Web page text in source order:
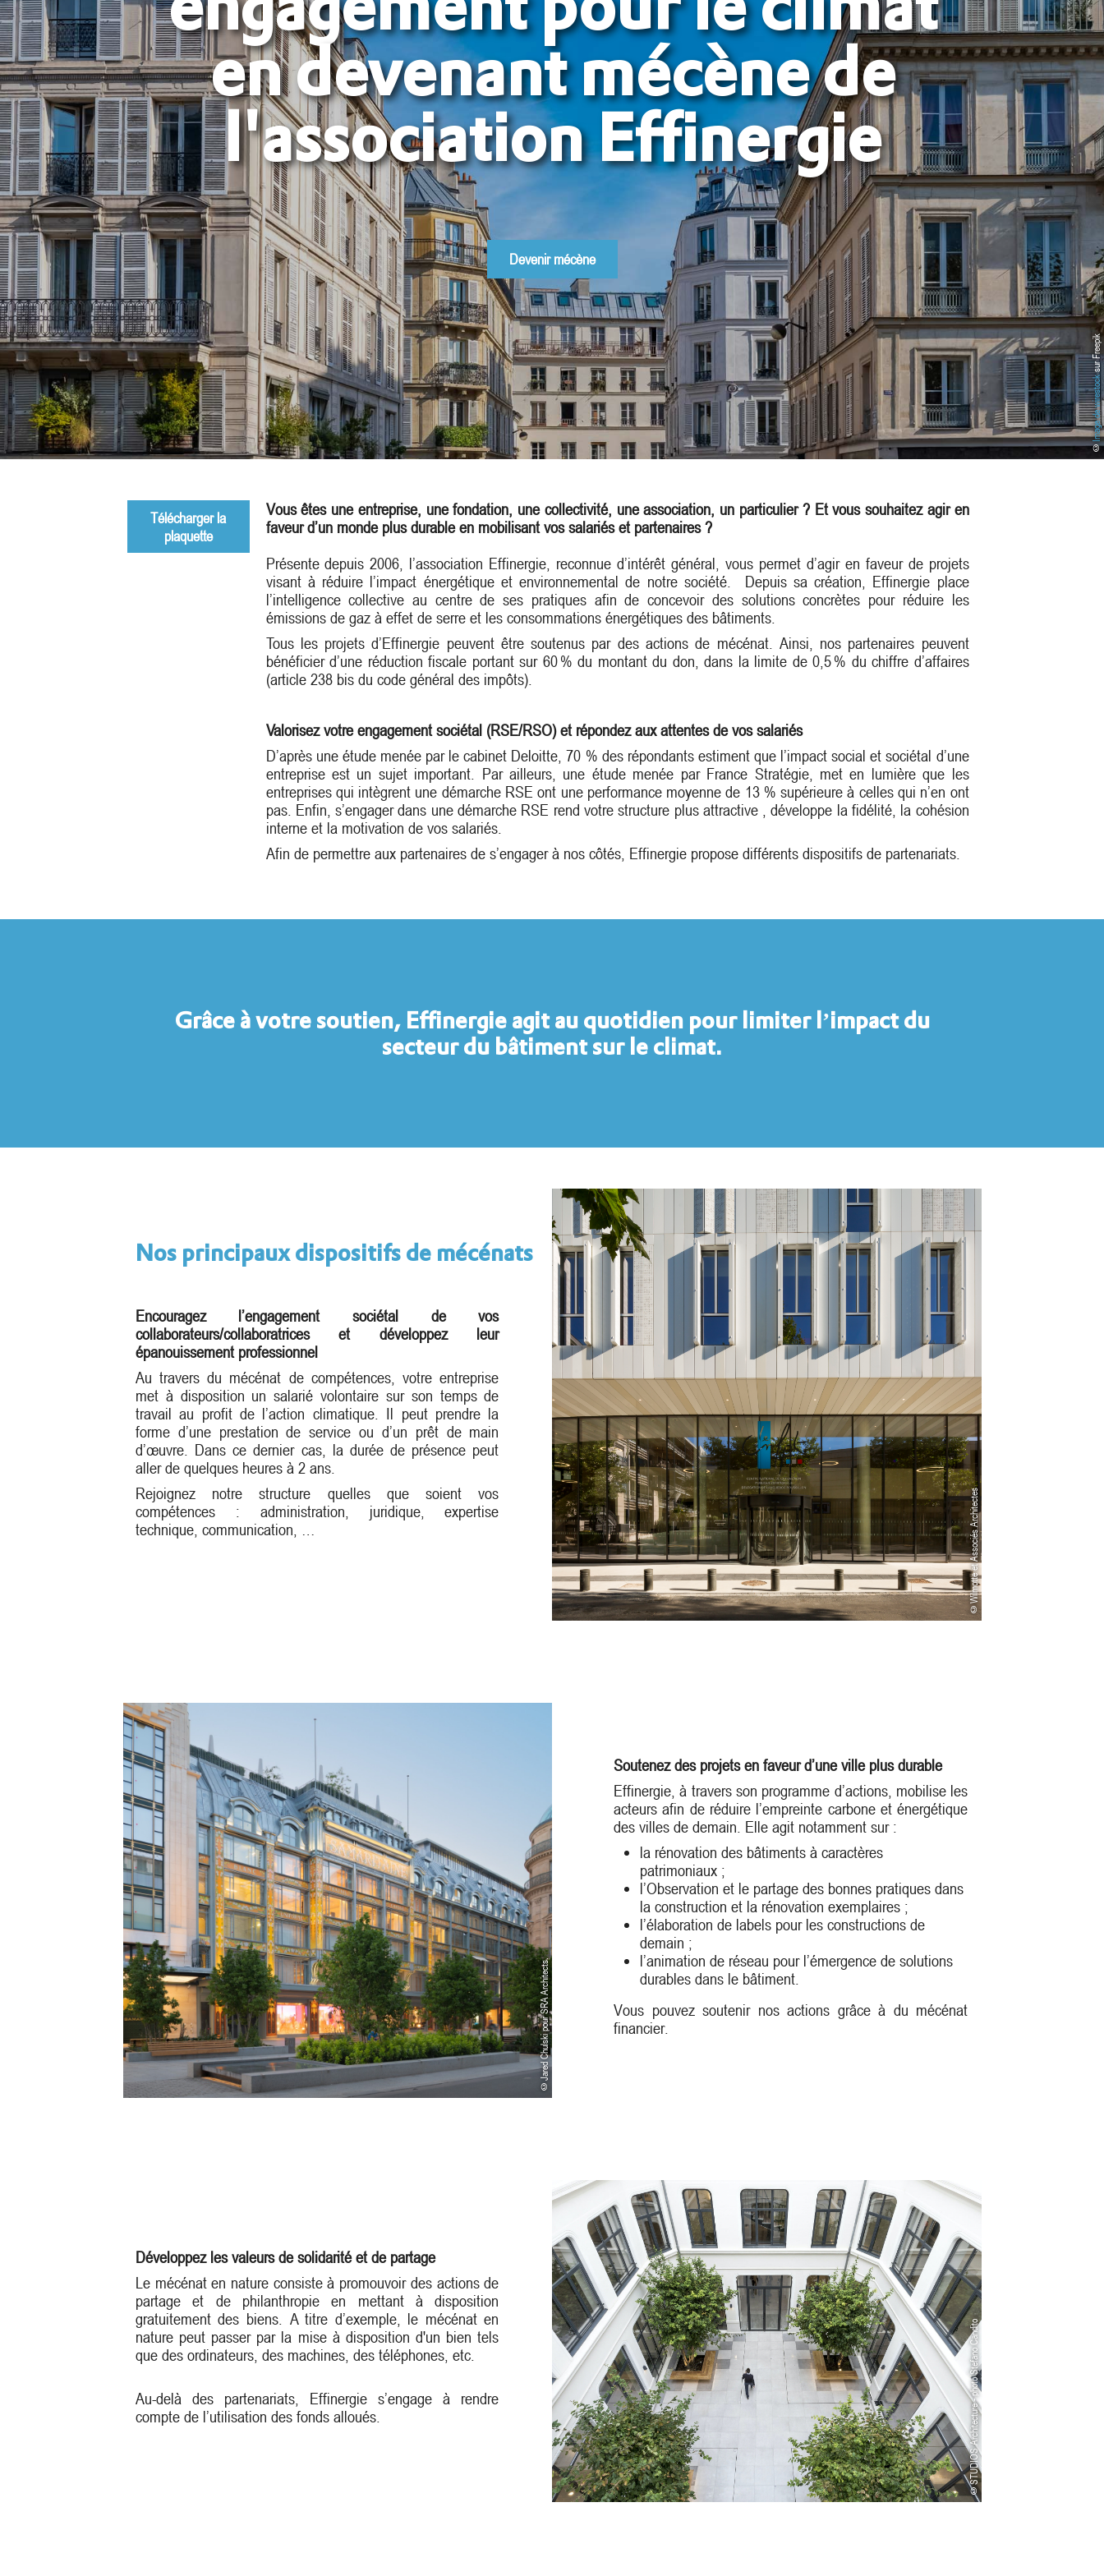
en devenant mécène de
l'association Effinergie
Devenir mécène
©
Image de wirestock
sur Freepik
Télécharger la
plaquette
Vous êtes une entreprise, une fondation, une collectivité, une association, un particulier ? Et vous souhaitez agir en
faveur d’un monde plus durable en mobilisant vos salariés et partenaires ?
Présente depuis 2006, l’association Effinergie, reconnue d’intérêt général, vous permet d’agir en faveur de projets
visant à réduire l’impact énergétique et environnemental de notre société. Depuis sa création, Effinergie place
l’intelligence collective au centre de ses pratiques afin de concevoir des solutions concrètes pour réduire les
émissions de gaz à effet de serre et les consommations énergétiques des bâtiments.
Tous les projets d’Effinergie peuvent être soutenus par des actions de mécénat. Ainsi, nos partenaires peuvent
bénéficier d’une réduction fiscale portant sur 60 % du montant du don, dans la limite de 0,5 % du chiffre d’affaires
(article 238 bis du code général des impôts).
Valorisez votre engagement sociétal (RSE/RSO) et répondez aux attentes de vos salariés
D’après une étude menée par le cabinet Deloitte, 70 % des répondants estiment que l’impact social et sociétal d’une
entreprise est un sujet important. Par ailleurs, une étude menée par France Stratégie, met en lumière que les
entreprises qui intègrent une démarche RSE ont une performance moyenne de 13 % supérieure à celles qui n’en ont
pas. Enfin, s’engager dans une démarche RSE rend votre structure plus attractive , développe la fidélité, la cohésion
interne et la motivation de vos salariés.
Afin de permettre aux partenaires de s’engager à nos côtés, Effinergie propose différents dispositifs de partenariats.
Grâce à votre soutien, Effinergie agit au quotidien pour limiter l’impact du
secteur du bâtiment sur le climat.
Nos principaux dispositifs de mécénats
Encouragez l’engagement sociétal de vos
collaborateurs/collaboratrices et développez leur
épanouissement professionnel
Au travers du mécénat de compétences, votre entreprise
met à disposition un salarié volontaire sur son temps de
travail au profit de l’action climatique. Il peut prendre la
forme d’une prestation de service ou d’un prêt de main
d’œuvre. Dans ce dernier cas, la durée de présence peut
aller de quelques heures à 2 ans.
Rejoignez notre structure quelles que soient vos
compétences : administration, juridique, expertise
technique, communication, …
©Wilmotte et Associés Architectes
©Jared Chulski pour SRA Architects.
Soutenez des projets en faveur d’une ville plus durable
Effinergie, à travers son programme d’actions, mobilise les
acteurs afin de réduire l’empreinte carbone et énergétique
des villes de demain. Elle agit notamment sur :
la rénovation des bâtiments à caractères
patrimoniaux ;
l’Observation et le partage des bonnes pratiques dans
la construction et la rénovation exemplaires ;
l’élaboration de labels pour les constructions de
demain ;
l’animation de réseau pour l’émergence de solutions
durables dans le bâtiment.
Vous pouvez soutenir nos actions grâce à du mécénat
financier.
Développez les valeurs de solidarité et de partage
Le mécénat en nature consiste à promouvoir des actions de
partage et de philanthropie en mettant à disposition
gratuitement des biens. A titre d’exemple, le mécénat en
nature peut passer par la mise à disposition d'un bien tels
que des ordinateurs, des machines, des téléphones, etc.
Au-delà des partenariats, Effinergie s’engage à rendre
compte de l’utilisation des fonds alloués.
©STUDIOS Architecture - photo Stefano Candito